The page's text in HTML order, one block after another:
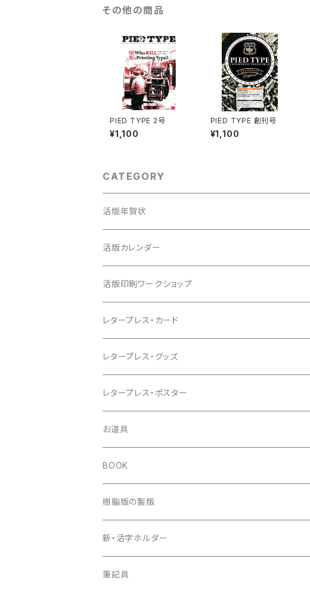
その他の商品
PIED TYPE 2号
¥1,100
PIED TYPE 創刊号
¥1,100
CATEGORY
活版年賀状
活版カレンダー
活版印刷ワークショップ
レタープレス・カード
レタープレス・グッズ
レタープレス・ポスター
お道具
BOOK
樹脂版の製版
新・活字ホルダー
筆記具